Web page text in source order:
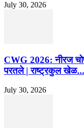
July 30, 2026
CWG 2026: नीरज
परतले | राष्ट्रकुल खेळ...
July 30, 2026